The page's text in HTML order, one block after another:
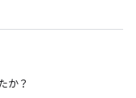
か？